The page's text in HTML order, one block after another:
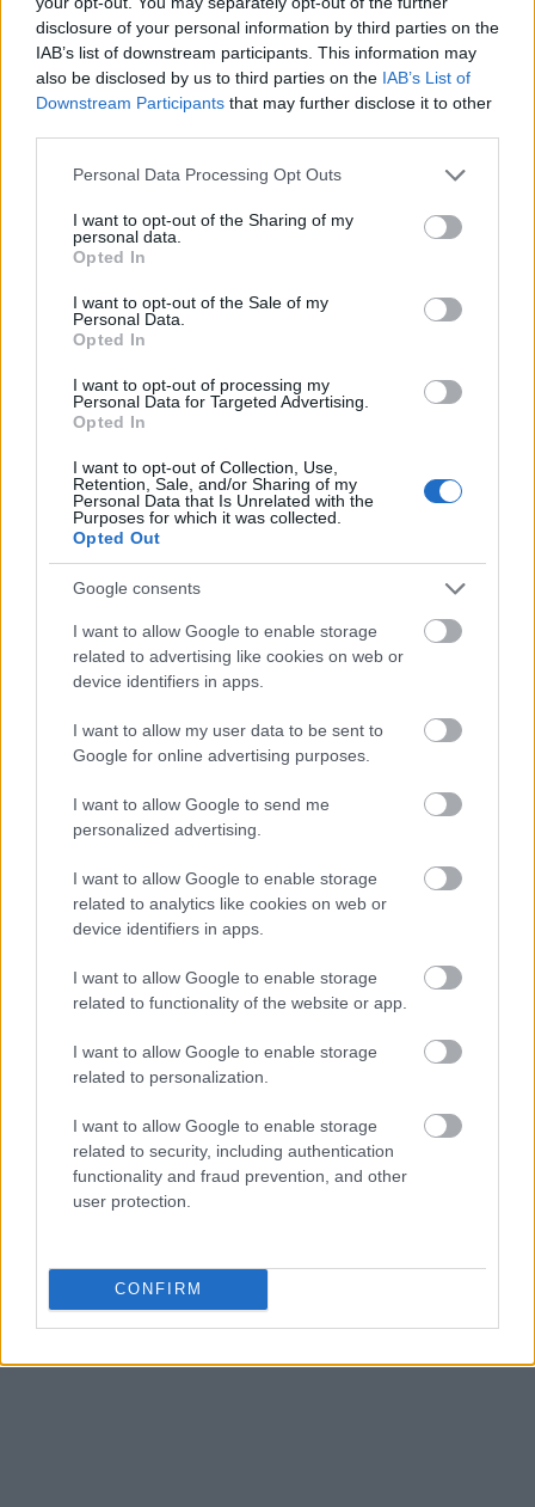
disclosure of your personal information by third parties on the
IAB’s list of downstream participants. This information may
also be disclosed by us to third parties on the IAB’s List of
Downstream Participants that may further disclose it to other
Please note that this website/app uses one or more Google
not limited to your visit or usage behaviour. You may click to
grant or deny consent to Google and its third-party tags to
use your data for below specified purposes in below Google
consent section.
Personal Data Processing Opt Outs
I want to opt-out of the Sharing of my
personal data.
Opted In
I want to opt-out of the Sale of my
Personal Data.
Opted In
I want to opt-out of processing my
Personal Data for Targeted Advertising.
Opted In
I want to opt-out of Collection, Use,
Retention, Sale, and/or Sharing of my
Personal Data that Is Unrelated with the
Purposes for which it was collected.
Opted Out
Google consents
I want to allow Google to enable storage
related to advertising like cookies on web or
device identifiers in apps.
I want to allow my user data to be sent to
Google for online advertising purposes.
I want to allow Google to send me
personalized advertising.
I want to allow Google to enable storage
related to analytics like cookies on web or
device identifiers in apps.
I want to allow Google to enable storage
related to functionality of the website or app.
I want to allow Google to enable storage
related to personalization.
I want to allow Google to enable storage
related to security, including authentication
functionality and fraud prevention, and other
user protection.
CONFIRM
προκύψει- για υπηρεσίες που δεν άσκησαν
επαρκείς ελέγχους».
Τόνισε ότι «μέχρι την ολοκλήρωση των
πορισμάτων από τη Δικαιοσύνη και τις αρμόδιες
αρχές δεν μπορεί να υπάρξουν απολύτως βέβαια
ενίσχυσης της πρόληψης και της αυξημένης
ευθύνης των επιχειρήσεων για την ασφάλεια των
εργαζομένων» καθώς «δεν είναι δυνατόν να
πηγαίνουν άνθρωποι να εργαστούν και να μην
υπάρχουν τα μέτρα ασφαλείας και όλες οι
απαιτούμενες προϋποθέσεις».
«Δεν υπάρχουν τζαμπατζήδες
πολίτες»
Η κ. Σδούκου, απαντώντας σε δημοσιογραφική
ερώτηση για τις δηλώσεις της κ. Αλεξοπούλου,
σημείωσε ότι «δεν υπάρχουν τζαμπατζήδες
πολίτες αλλά δημόσιοι λειτουργοί, εκπαιδευτικοί,
γιατροί, νοσηλευτές, που δουλεύουν στα νησιά,
επιτελούν τον ιερό τους ρόλο και θέλουν να
εργάζονται και να ζουν αξιοπρεπώς».
προσφέρουν πολύτιμες υπηρεσίες «και αξίζει να
κάνουμε ό,τι καλύτερο μπορούμε για αυτούς».